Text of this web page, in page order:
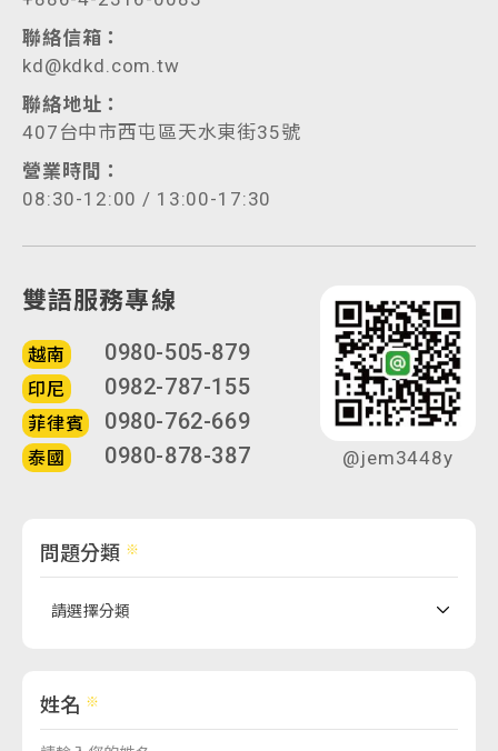
聯絡信箱：
kd@kdkd.com.tw
聯絡地址：
407台中市西屯區天水東街35號
營業時間：
08:30-12:00 / 13:00-17:30
雙語服務專線
越南 0980-505-879
印尼 0982-787-155
菲律賓 0980-762-669
泰國 0980-878-387 @jem3448y
問題分類
姓名